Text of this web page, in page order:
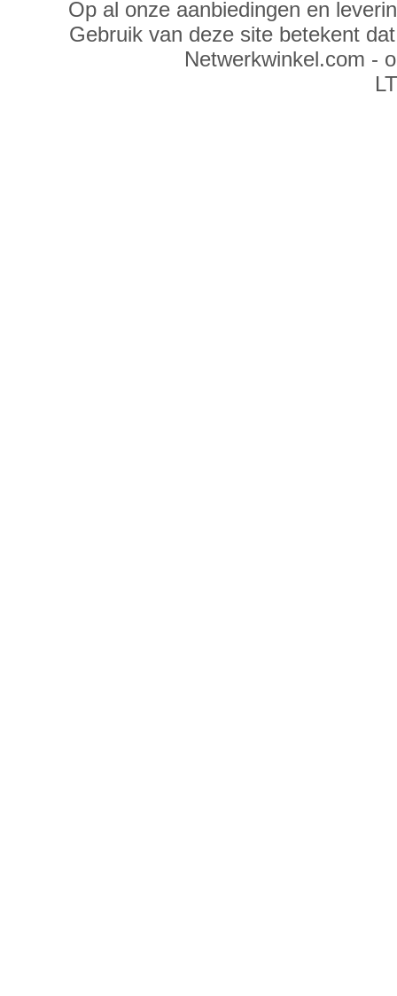
Op al onze aanbiedingen en
Gebruik van deze site betekent
Netwerkwinkel.com -